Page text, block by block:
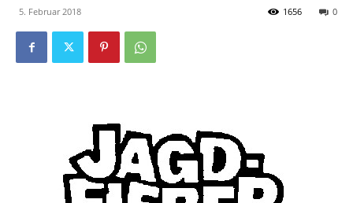
5. Februar 2018 0
1656